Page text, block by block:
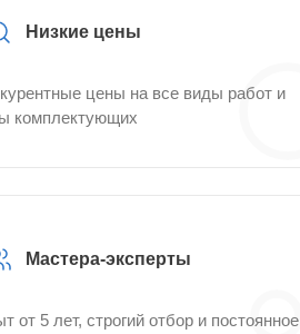
Низкие цены
цены на все виды работ и
комплектующих
Мастера-эксперты
от 5 лет, строгий отбор и постоянное